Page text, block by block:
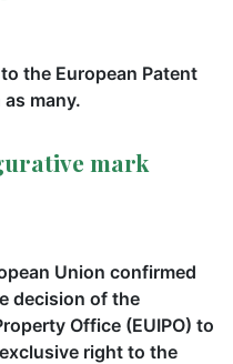
the European Patent
as many.
mark
Union confirmed
decision of the
Office (EUIPO) to
right to the